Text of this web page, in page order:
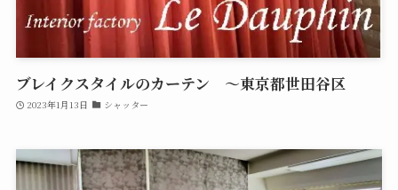
ブレイクスタイルのカーテン ～東京都世田谷区
2023年1月13日 シャッター